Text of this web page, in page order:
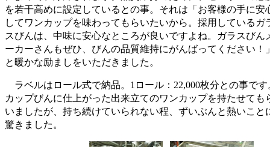
を若干高めに設定しているとの事。それは「お客様の手に安
してワンカップを味わってもらいたいから。採用しているガ
スびんは、中味に安心なところが良いですよね。ガラスびん
ーカーさんもぜひ、びんの品質維持にがんばってください！
と暖かな励ましをいただきました。
ラベルはロール式で納品。1ロール：22,000枚分との事です
カップびんに仕上がった出来立てのワンカップを持たせても
いましたが、持ち続けていられない程、ずいぶんと熱いこと
驚きました。